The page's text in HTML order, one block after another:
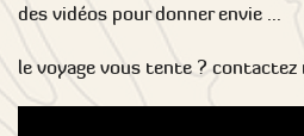
des vidéos pour donner envie ...
le voyage vous tente ? contactez